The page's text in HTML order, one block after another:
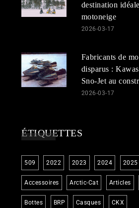
destination
motoneige
2026-03-17
Fabricants de
disparus :
Sno-Jet au
2026-03-17
ÉTIQUETTES
509 2022 2023 2024 2025
Accessoires Arctic-Cat Articles
Bottes BRP Casques CKX